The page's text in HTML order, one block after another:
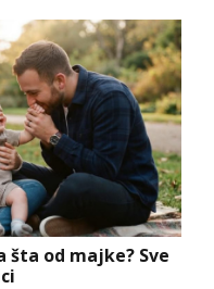
šta od majke? Sve